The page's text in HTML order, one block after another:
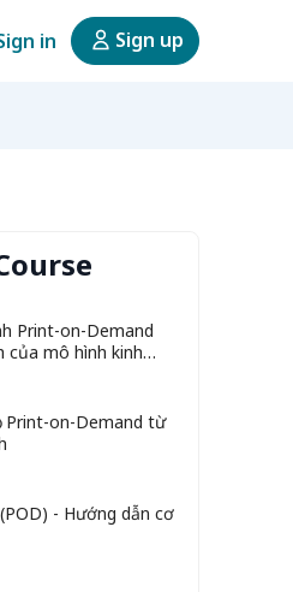
in Sign up
Print-on-Demand
của mô hình kinh
cần vốn
Print-on-Demand từ
- Hướng dẫn cơ